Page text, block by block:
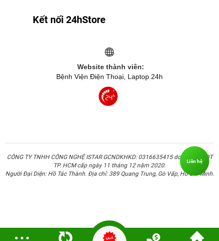
Kết nối 24hStore
Website thành viên:
Bệnh Viện Điện Thoại, Laptop 24h
CÔNG TY TNHH CÔNG NGHỆ ISTAR GCNDKHKD: 0316635415 do Sở KH & ĐT
TP. HCM cấp ngày 11 tháng 12 năm 2020.
Người Đại Diện: Hồ Tác Thành. Địa chỉ: 389 Quang Trung, Gò Vấp, Hồ Chí Minh.
Liên hệ